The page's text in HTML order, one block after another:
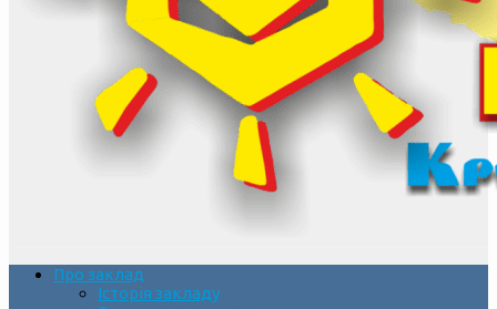
Про заклад
Історія закладу